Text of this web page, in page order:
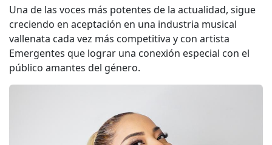
Una de las voces más potentes de la actualidad, sigue
creciendo en aceptación en una industria musical
vallenata cada vez más competitiva y con artista
Emergentes que lograr una conexión especial con el
público amantes del género.